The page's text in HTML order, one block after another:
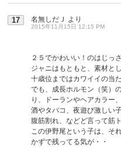
17 名無しだＪ より
2015年11月15日 12:15 PM
２５でかわいい！のはじっ
ジャニはもともと、素材と
十歳位まではカワイイの当た
でも、成長ホルモン（笑）
り、ドーランやヘアカラー
酒やタバコ、夜遊び激しい
腹筋割れ、などど言って筋
この伊野尾という子は、そ
かずで残ってる気が・・